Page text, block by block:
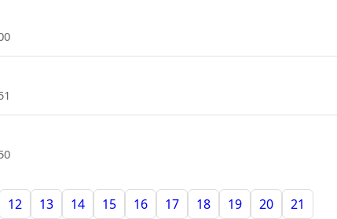
12 13 14 15 16 17 18 19 20
21